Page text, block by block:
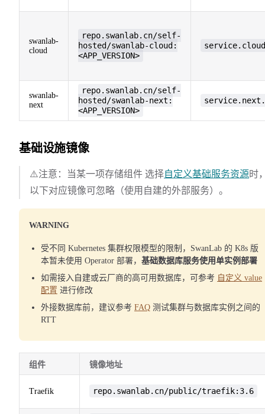
swanlab-
cloud
repo.swanlab.cn/self-
hosted/swanlab-cloud:
<APP_VERSION>
swanlab-
next
repo.swanlab.cn/self-
hosted/swanlab-next:
<APP_VERSION>
基础设施镜像
⚠️注意：当某一项存储组件 选择自定义基础服务资源时
以下对应镜像可忽略（使用自建的外部服务）。
WARNING
受不同 Kubernetes 集群权限模型的限制，SwanLab 的 K8s 版
本暂未使用 Operator 部署， 基础数据库服务使用单实例部署
如需接入自建或云厂商的高可用数据库，可参考 自定义 value
配置 进行修改
外接数据库前，建议参考 FAQ 测试集群与数据库实例之间的
RTT
组件 镜像地址
Traefik repo.swanlab.cn/public/traefik:3.6